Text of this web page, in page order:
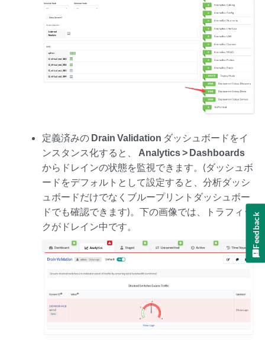
定義済みの Drain Validation ダッシュボードをイ
ンスタンス化すると、 Analytics > Dashboards
からドレインの状態を監視できます。(ダッシュボ
ードをデフォルトとして設定すると、分析ダッシ
ュボードだけでなくブループリントダッシュボー
ドでも確認できます)。下の画像では、トラフィッ
クがドレイン中です。
Feedback